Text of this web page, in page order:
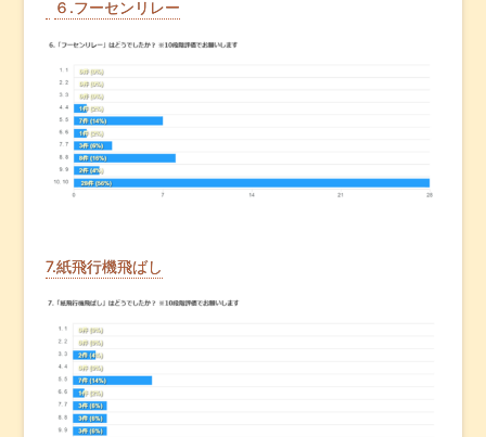
６.フーセンリレー
7.紙飛行機飛ばし